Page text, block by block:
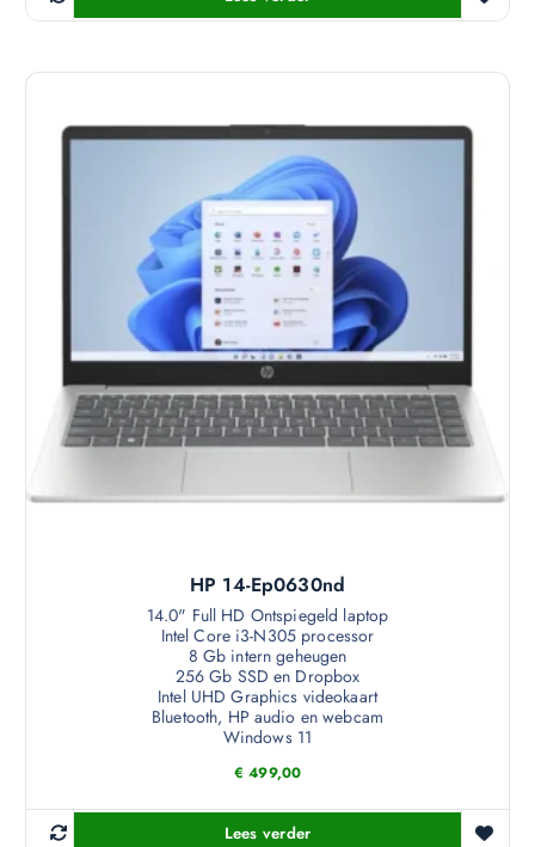
HP 14-Ep0630nd
14.0" Full HD Ontspiegeld laptop
Intel Core i3-N305 processor
8 Gb intern geheugen
256 Gb SSD en Dropbox
Intel UHD Graphics videokaart
Bluetooth, HP audio en webcam
Windows 11
€ 499,00
Lees verder